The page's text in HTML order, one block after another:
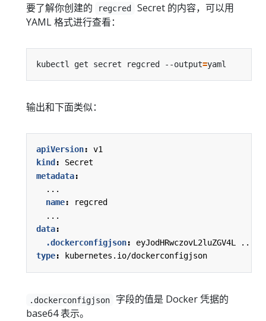
要了解你创建的 regcred
Secret 的内容，可以用
YAML 格式进行查看：
kubectl get secret regcred --output=
输出和下面类似：
apiVersion:
v1
kind :
Secret
metadata:
...
name:
regcred
...
data:
.dockerconfigjson:
eyJodHRwczovL2luZGV4L ...
type: kubernetes.io/dockerconfigjson
.dockerconfigjson
字段的值是 Docker 凭据的
base64 表示。